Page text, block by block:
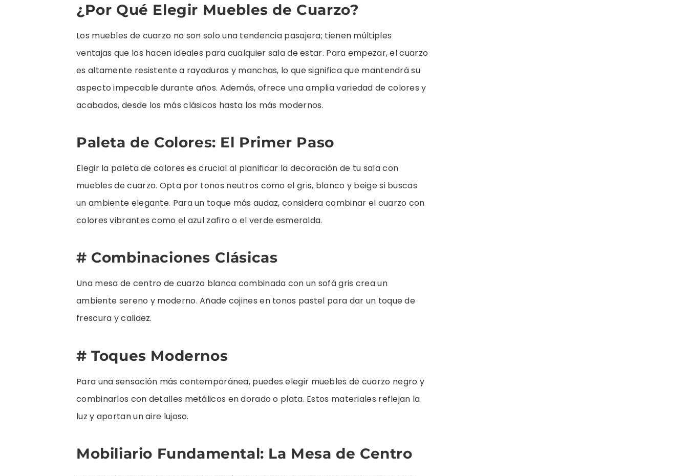
¿Por Qué Elegir Muebles de Cuarzo?
Los muebles de cuarzo no son solo una tendencia pasajera; tienen múltiples
ventajas que los hacen ideales para cualquier sala de estar. Para empezar, el cuarzo
es altamente resistente a rayaduras y manchas, lo que significa que mantendrá su
aspecto impecable durante años. Además, ofrece una amplia variedad de colores y
acabados, desde los más clásicos hasta los más modernos.
Paleta de Colores: El Primer Paso
Elegir la paleta de colores es crucial al planificar la decoración de tu sala con
muebles de cuarzo. Opta por tonos neutros como el gris, blanco y beige si buscas
un ambiente elegante. Para un toque más audaz, considera combinar el cuarzo con
colores vibrantes como el azul zafiro o el verde esmeralda.
# Combinaciones Clásicas
Una mesa de centro de cuarzo blanca combinada con un sofá gris crea un
ambiente sereno y moderno. Añade cojines en tonos pastel para dar un toque de
frescura y calidez.
# Toques Modernos
Para una sensación más contemporánea, puedes elegir muebles de cuarzo negro y
combinarlos con detalles metálicos en dorado o plata. Estos materiales reflejan la
luz y aportan un aire lujoso.
Mobiliario Fundamental: La Mesa de Centro